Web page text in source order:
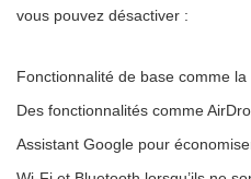
vous pouvez désactiver :
Fonctionnalité de base comme la
Des fonctionnalités comme
Assistant Google pour